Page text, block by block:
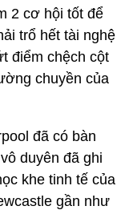
2 cơ hội tốt để
trổ hết tài nghệ
điểm chệch cột
chuyền của
đã có bàn
duyên đã ghi
khe tinh tế của
gần như